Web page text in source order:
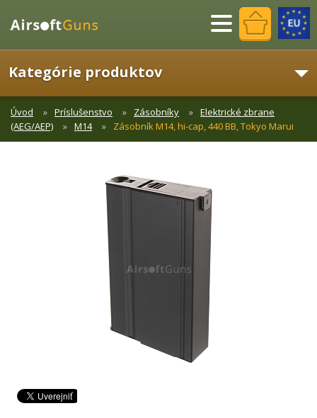
Menu
Kategórie produktov
Úvod Príslušenstvo Zásobníky
Elektrické zbrane
(AEG/AEP)
M14 Zásobník M14, hi-cap, 440 BB, Tokyo Marui